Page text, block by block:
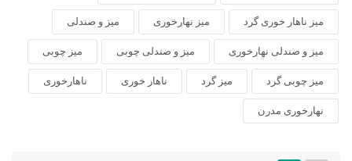
میز ناهار خوری گرد میز نهارخوری میز و صندلی
میز و صندلی نهارخوری میز و صندلی چوبی میز چوبی
میز چوبی گرد میز گرد ناهار خوری ناهارخوری
نهارخوری مدرن